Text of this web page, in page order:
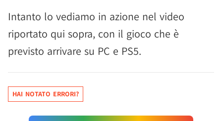
Intanto lo vediamo in azione nel video
riportato qui sopra, con il gioco che è
previsto arrivare su PC e PS5.
HAI NOTATO ERRORI?